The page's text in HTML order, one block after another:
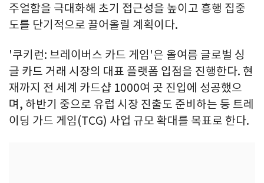
주얼함을 극대화해 초기 접근성을 높이고 흥행 집중
도를 단기적으로 끌어올릴 계획이다.
'쿠키런: 브레이버스 카드 게임'은 올여름 글로벌 싱
글 카드 거래 시장의 대표 플랫폼 입점을 진행한다. 현
재까지 전 세계 카드샵 1000여 곳 진입에 성공했으
며, 하반기 중으로 유럽 시장 진출도 준비하는 등 트레
이딩 가드 게임(TCG) 사업 규모 확대를 목표로 한다.